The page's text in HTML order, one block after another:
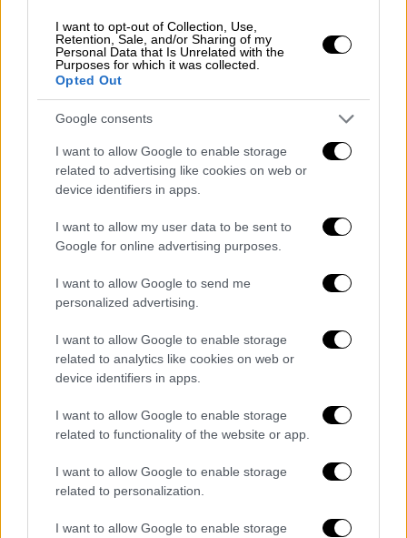
I want to opt-out of Collection, Use,
Retention, Sale, and/or Sharing of my
Personal Data that Is Unrelated with the
Purposes for which it was collected.
Opted Out
Google consents
I want to allow Google to enable storage
related to advertising like cookies on web or
device identifiers in apps.
I want to allow my user data to be sent to
Google for online advertising purposes.
I want to allow Google to send me
personalized advertising.
I want to allow Google to enable storage
related to analytics like cookies on web or
device identifiers in apps.
I want to allow Google to enable storage
related to functionality of the website or app.
I want to allow Google to enable storage
related to personalization.
I want to allow Google to enable storage
παρουσίαση είχαν αναλάβει, μεταξύ άλλων, οι
Τζίμι Κίμελ, Κέναν Τόμσον και Στίβεν
Κόλμπερτ.
Mariska Hargitay is set to host the
She is the first woman to emcee the
years.https://t.co/z9HU5h7FD2
pic.twitter.com/IYJT2vNP7O
— Variety (@Variety)July 7, 2026
Παρότι θα παρουσιάσει για πρώτη φορά την
τελετή, η Μαρίσκα Χάργκιτεϊ δεν είναι
άγνωστη στα Emmy.Έχει προταθεί συνολικά
οκτώ φορές για το βραβείο Α' Γυναικείου
Ρόλου σε δραματική σειρά για την ερμηνεία
κατακτήσει μία νίκη . Παράλληλα, έχει
τιμηθεί και με Χρυσή Σφαίρα για τον ίδιο
ρόλο.